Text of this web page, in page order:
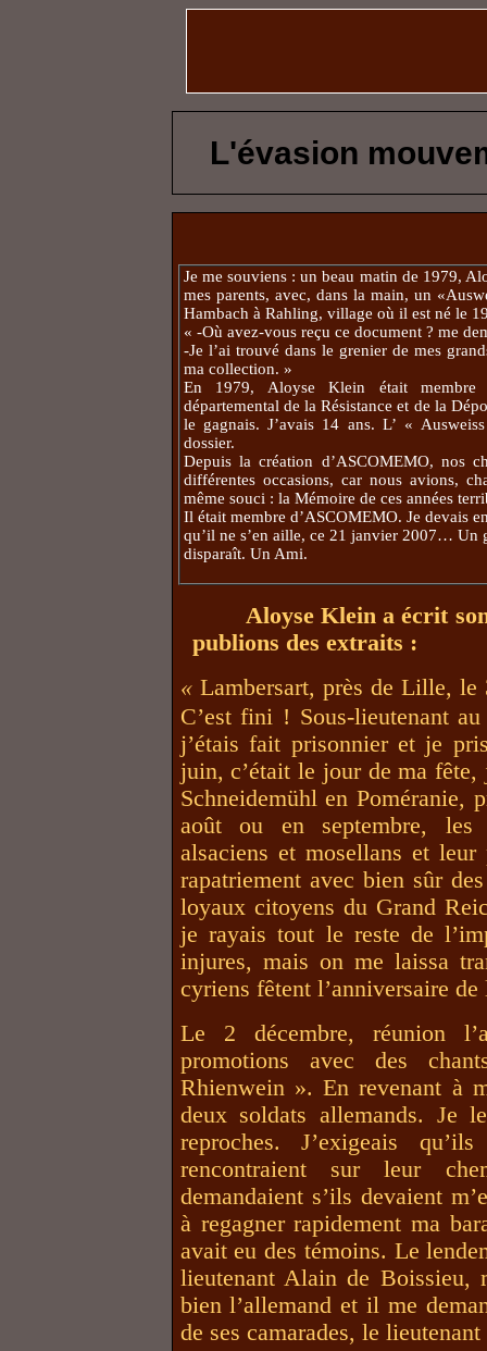
L'évasion
Je me souviens : un beau matin de 1979,
mes parents, avec, dans la main, un
Hambach à Rahling, village où il est né le
« -Où avez-vous reçu ce document ? me
-Je l’ai trouvé dans le grenier de mes
ma collection. »
En 1979, Aloyse Klein était
départemental de la Résistance et de la
le gagnais. J’avais 14 ans. L’ «
dossier.
Depuis la création d’ASCOMEMO, nos
différentes occasions, car nous avions,
même souci : la Mémoire de ces années
Il était membre d’ASCOMEMO. Je devais
qu’il ne s’en aille, ce 21 janvier 2007… Un
disparaît. Un Ami.
Aloyse Klein a écrit
publions des extraits :
«Lambersart, près de Lille, le
C’est fini ! Sous-lieutenant
j’étais fait prisonnier et je
juin, c’était le jour de ma
Schneidemühl en Poméranie,
août ou en septembre, les
alsaciens et mosellans et
rapatriement avec bien sûr
loyaux citoyens du Grand
je rayais tout le reste de
injures, mais on me laissa
cyriens fêtent l’anniversaire
Le 2 décembre, réunion
promotions avec des
Rhienwein ». En revenant à
deux soldats allemands. Je
reproches. J’exigeais
rencontraient sur leur
demandaient s’ils devaient
à regagner rapidement ma
avait eu des témoins. Le
lieutenant Alain de Boissieu,
bien l’allemand et il me
de ses camarades, le